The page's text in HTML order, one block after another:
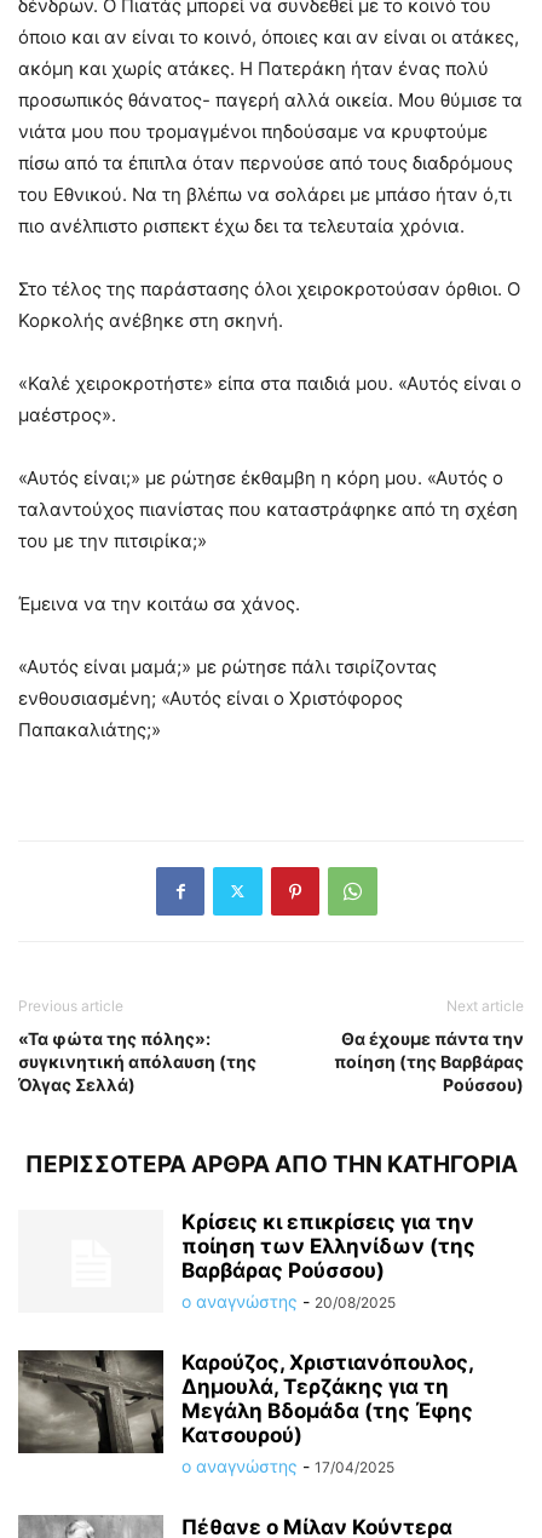
δένδρων. Ο Πιατάς μπορεί να συνδεθεί με το κοινό του
όποιο και αν είναι το κοινό, όποιες και αν είναι οι ατάκες,
ακόμη και χωρίς ατάκες. Η Πατεράκη ήταν ένας πολύ
προσωπικός θάνατος- παγερή αλλά οικεία. Μου θύμισε τα
νιάτα μου που τρομαγμένοι πηδούσαμε να κρυφτούμε
πίσω από τα έπιπλα όταν περνούσε από τους διαδρόμους
του Εθνικού. Να τη βλέπω να σολάρει με μπάσο ήταν ό,τι
πιο ανέλπιστο ρισπεκτ έχω δει τα τελευταία χρόνια.
Στο τέλος της παράστασης όλοι χειροκροτούσαν όρθιοι. Ο
Κορκολής ανέβηκε στη σκηνή.
«Καλέ χειροκροτήστε» είπα στα παιδιά μου. «Αυτός είναι ο
μαέστρος».
«Αυτός είναι;» με ρώτησε έκθαμβη η κόρη μου. «Αυτός ο
ταλαντούχος πιανίστας που καταστράφηκε από τη σχέση
του με την πιτσιρίκα;»
Έμεινα να την κοιτάω σα χάνος.
«Αυτός είναι μαμά;» με ρώτησε πάλι τσιρίζοντας
ενθουσιασμένη; «Αυτός είναι ο Χριστόφορος
Παπακαλιάτης;»
Previous article
«Τα φώτα της πόλης»:
συγκινητική απόλαυση (της
Όλγας Σελλά)
Next article
Θα έχουμε πάντα την
ποίηση (της Βαρβάρας
Ρούσσου)
ΠΕΡΙΣΣΟΤΕΡΑ ΑΡΘΡΑ ΑΠΟ ΤΗΝ ΚΑΤΗΓΟΡΙΑ
Kρίσεις κι επικρίσεις για την
ποίηση των Ελληνίδων (της
Βαρβάρας Ρούσσου)
ο αναγνώστης - 20/08/2025
Καρούζος, Χριστιανόπουλος,
Δημουλά, Τερζάκης για τη
Μεγάλη Βδομάδα (της Έφης
Κατσουρού)
ο αναγνώστης - 17/04/2025
Πέθανε ο Μίλαν Κούντερα